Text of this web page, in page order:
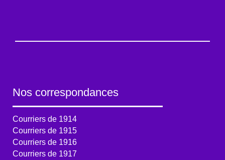
Nos correspondances
Courriers de 1914
Courriers de 1915
Courriers de 1916
Courriers de 1917